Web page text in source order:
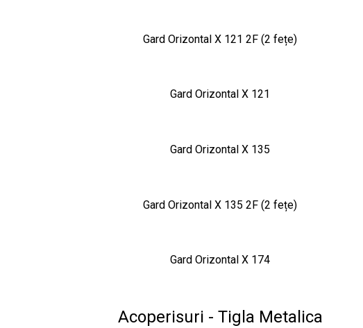
Gard Orizontal X 121 2F (2 fețe)
Gard Orizontal X 121
Gard Orizontal X 135
Gard Orizontal X 135 2F (2 fețe)
Gard Orizontal X 174
Acoperisuri - Tigla Metalica